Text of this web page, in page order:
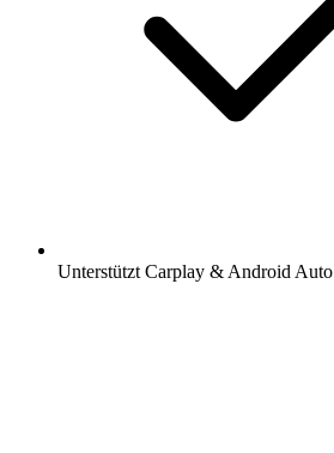
Unterstützt Carplay & Android Auto